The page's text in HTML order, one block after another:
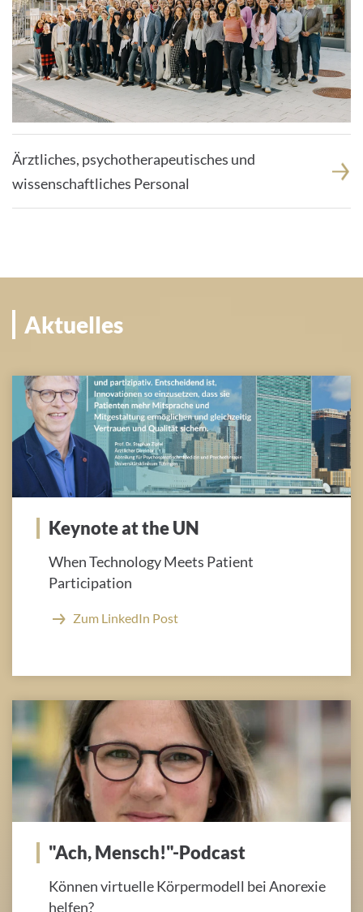
Ärztliches, psychotherapeutisches und
wissenschaftliches Personal
Aktuelles
Keynote at the UN
When Technology Meets Patient
Participation
Zum LinkedIn Post
"Ach, Mensch!"-Podcast
Können virtuelle Körpermodell bei Anorexie
helfen?